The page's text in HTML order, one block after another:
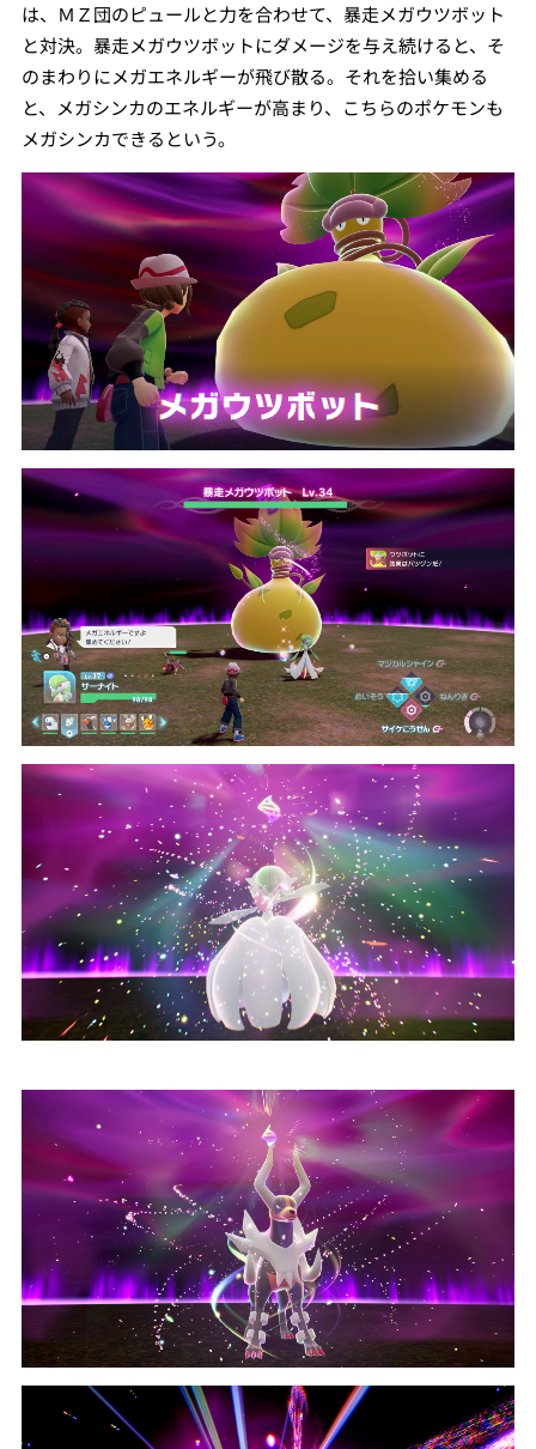
は、ＭＺ団のピュールと力を合わせて、暴走メガウツボット
と対決。暴走メガウツボットにダメージを与え続けると、そ
のまわりにメガエネルギーが飛び散る。それを拾い集める
と、メガシンカのエネルギーが高まり、こちらのポケモンも
メガシンカできるという。